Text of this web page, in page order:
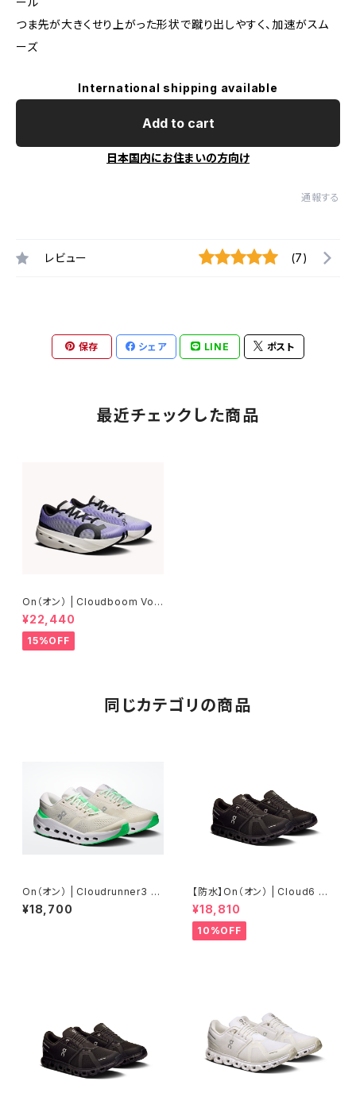
つま先が大きくせり上がった形状で蹴り出しやすく、加速がスム
ーズ
International shipping available
Add to cart
日本国内にお住まいの方向け
通報する
レビュー (7)
保存 シェア LINE ポスト
最近チェックした商品
On（オン） | Cloudboom Volt
| Juniper/Limelight | Wome
n
¥22,440
15%OFF
同じカテゴリの商品
On（オン） | Cloudrunner3 |
Ghost/Verdite | Women
¥18,700
【防水】On（オン） | Cloud6 W
P | Black/Black | Ｗomen
¥18,810
10%OFF